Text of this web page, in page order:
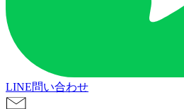
LINE問い合わせ